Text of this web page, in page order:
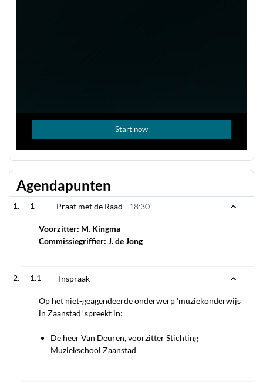
Agendapunten
1 Praat met de Raad - 18:30
Voorzitter: M. Kingma
Commissiegriffier: J. de Jong
1.1 Inspraak
Op het niet-geagendeerde onderwerp 'muziekonderwijs
in Zaanstad' spreekt in:
De heer Van Deuren, voorzitter Stichting
Muziekschool Zaanstad